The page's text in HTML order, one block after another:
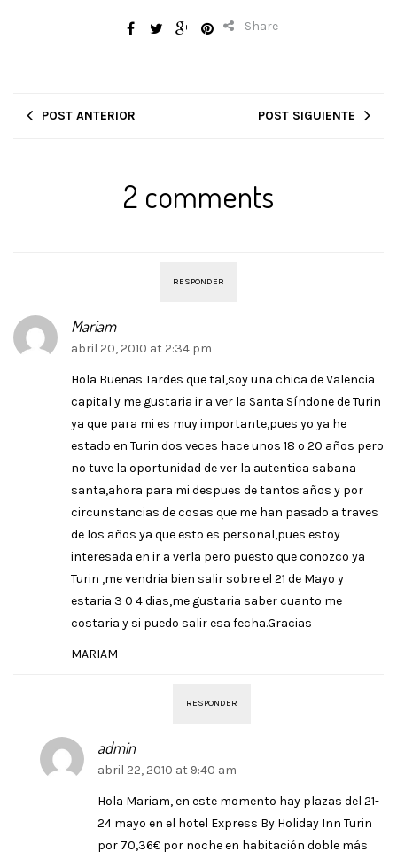
Share
POST ANTERIOR POST SIGUIENTE
2 comments
RESPONDER
Mariam
abril 20, 2010 at 2:34 pm
Hola Buenas Tardes que tal,soy una chica de Valencia
capital y me gustaria ir a ver la Santa Síndone de Turin
ya que para mi es muy importante,pues yo ya he
estado en Turin dos veces hace unos 18 o 20 años pero
no tuve la oportunidad de ver la autentica sabana
santa,ahora para mi despues de tantos años y por
circunstancias de cosas que me han pasado a traves
de los años ya que esto es personal,pues estoy
interesada en ir a verla pero puesto que conozco ya
Turin ,me vendria bien salir sobre el 21 de Mayo y
estaria 3 0 4 dias,me gustaria saber cuanto me
costaria y si puedo salir esa fecha.Gracias
MARIAM
RESPONDER
admin
abril 22, 2010 at 9:40 am
Hola Mariam, en este momento hay plazas del 21-
24 mayo en el hotel Express By Holiday Inn Turin
por 70,36€ por noche en habitación doble más